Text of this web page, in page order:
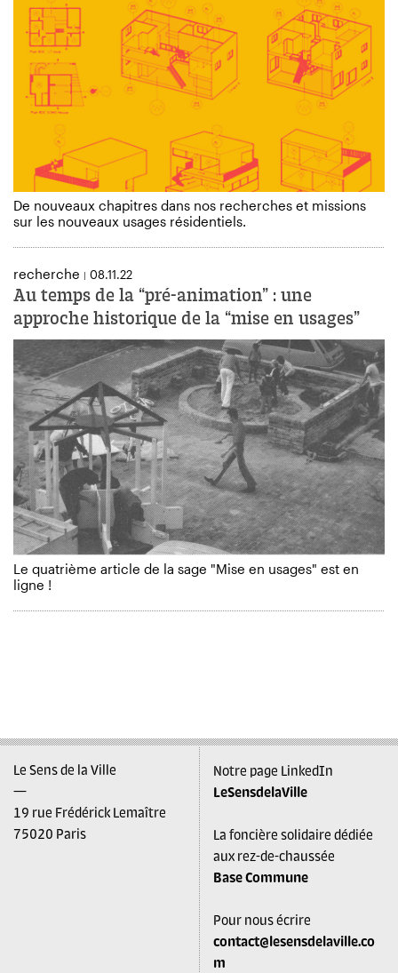
De nouveaux chapitres dans nos recherches et missions
sur les nouveaux usages résidentiels.
recherche | 08.11.22
Au temps de la “pré-animation” : une
approche historique de la “mise en usages”
Le quatrième article de la sage "Mise en usages" est en
ligne !
Le Sens de la Ville
—
19 rue Frédérick Lemaître
75020 Paris
Notre page LinkedIn
LeSensdelaVille
La foncière solidaire dédiée
aux rez-de-chaussée
Base Commune
Pour nous écrire
contact@lesensdelaville.co
m